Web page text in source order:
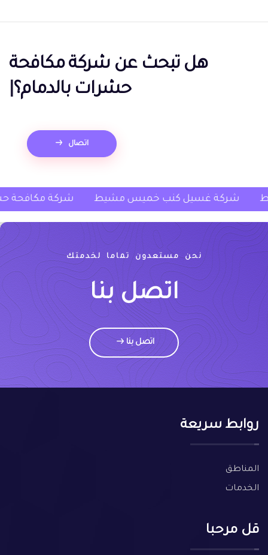
هل تبحث عنشركة مكافحة
حشرات بالدمام؟
اتصال
سجاد خميس مشيط شركة غسيل كنب خميس مشيط
نحن مستعدون تماما لخدمتك
اتصل بنا
اتصل بنا
روابط سريعة
المناطق
الخدمات
قل مرحبا